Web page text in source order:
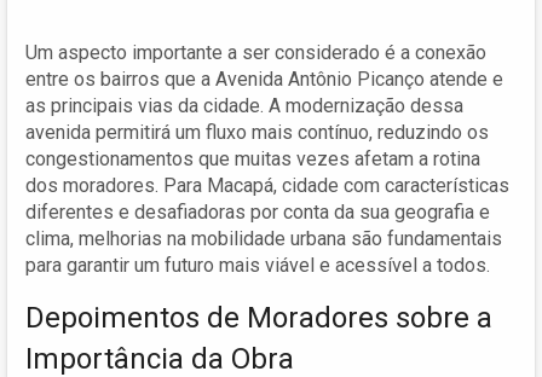
Um aspecto importante a ser considerado é a conexão
entre os bairros que a Avenida Antônio Picanço atende e
as principais vias da cidade. A modernização dessa
avenida permitirá um fluxo mais contínuo, reduzindo os
congestionamentos que muitas vezes afetam a rotina
dos moradores. Para Macapá, cidade com características
diferentes e desafiadoras por conta da sua geografia e
clima, melhorias na mobilidade urbana são fundamentais
para garantir um futuro mais viável e acessível a todos.
Depoimentos de Moradores sobre a
Importância da Obra